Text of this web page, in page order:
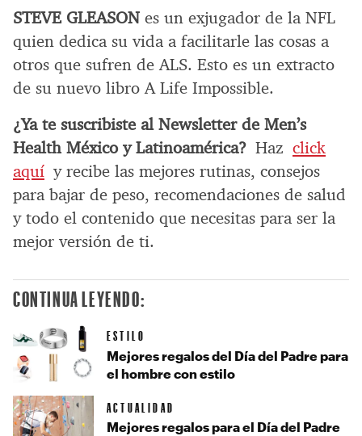
STEVE GLEASON es un exjugador de la NFL
quien dedica su vida a facilitarle las cosas a
otros que sufren de ALS. Esto es un extracto
de su nuevo libro A Life Impossible.
¿Ya te suscribiste al Newsletter de Men’s
Health México y Latinoamérica? Haz click
aquí y recibe las mejores rutinas, consejos
para bajar de peso, recomendaciones de salud
y todo el contenido que necesitas para ser la
mejor versión de ti.
CONTINUA LEYENDO:
ESTILO
Mejores regalos del Día del Padre para
el hombre con estilo
ACTUALIDAD
Mejores regalos para el Día del Padre